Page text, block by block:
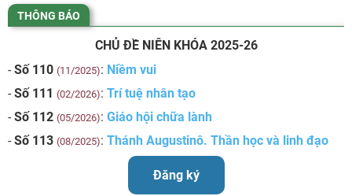
THÔNG BÁO
CHỦ ĐỀ NIÊN KHÓA 2025-26
- Số 110 (11/2025): Niềm vui
- Số 111 (02/2026): Trí tuệ nhân tạo
- Số 112 (05/2026): Giáo hội chữa lành
- Số 113 (08/2025): Thánh Augustinô. Thần học và linh đạo
Đăng ký